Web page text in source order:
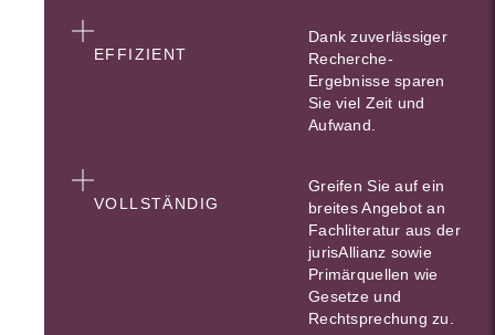
EFFIZIENT
Dank zuverlässiger
Recherche-
Ergebnisse sparen
Sie viel Zeit und
Aufwand.
VOLLSTÄNDIG
Greifen Sie auf ein
breites Angebot an
Fachliteratur aus der
jurisAllianz sowie
Primärquellen wie
Gesetze und
Rechtsprechung zu.